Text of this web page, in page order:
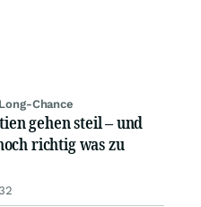
Chance
gehen steil – und
richtig was zu